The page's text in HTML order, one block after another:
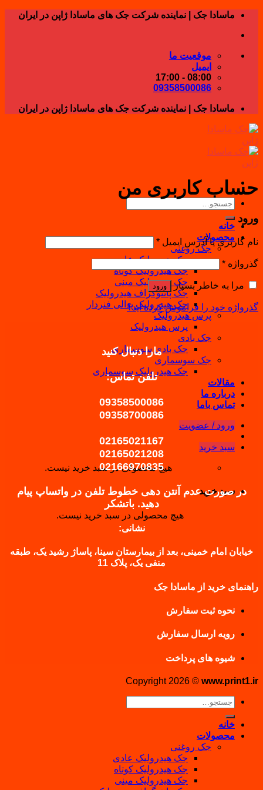
Skip
content
ماسادا جک | نماینده شرکت جک های ماسادا ژاپن در ایران
موقعیت ما
ایمیل
08:00 - 17:00
09358500086
ماسادا جک | نماینده شرکت جک های ماسادا ژاپن در ایران
جستجو
خانه
محصولات
جک روغنی
جک هیدرولیک عادی
جک هیدرولیک کوتاه
جک هیدرولیک مینی
جک پانتوگراف هیدرولیک
جک هیدرولیک پدالی فنردار
پرس هیدرولیک
پرس هیدرولیک
جک بادی
جک بادی سوسماری
جک سوسماری
جک هیدرولیک سوسماری
مقالات
درباره ما
تماس باما
ورود / عضویت
سبد خرید
هیچ محصولی در سبد خرید نیست.
سبد خرید
هیچ محصولی در سبد خرید نیست.
حساب کاربری من
ورود
نام کاربری یا آدرس ایمیل *
گذرواژه *
مرا به خاطر بسپار ورود
گذرواژه خود را فراموش کرده اید؟
مارا دنبال کنید
تلفن تماس:
09358500086
09358700086
02165021167
02165021208
02166970835
در صورت عدم آنتن دهی خطوط تلفن در واتساپ پیام
دهید.باتشکر
نشانی:
خیابان امام خمینی، بعد از بیمارستان سینا، پاساژ رشید یک، طبقه
منفی یک، پلاک 11
راهنمای خرید از ماسادا جک
نحوه ثبت سفارش
رویه ارسال سفارش
شیوه های پرداخت
Copyright 2026 © www.print1.ir
جستجو
خانه
محصولات
جک روغنی
جک هیدرولیک عادی
جک هیدرولیک کوتاه
جک هیدرولیک مینی